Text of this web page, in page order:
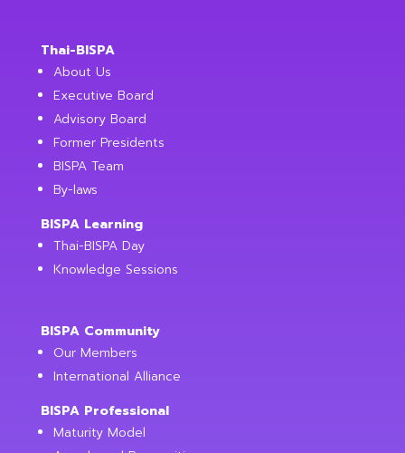
Thai-BISPA
About Us
Executive Board
Advisory Board
Former Presidents
BISPA Team
By-laws
BISPA Learning
Thai-BISPA Day
Knowledge Sessions
BISPA Community
Our Members
International Alliance
BISPA Professional
Maturity Model